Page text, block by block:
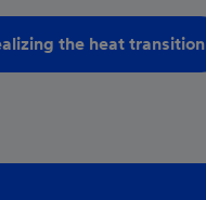
the heat transition